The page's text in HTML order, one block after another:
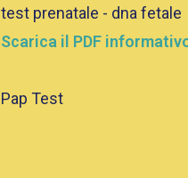
test prenatale - dna fetale
Scarica il PDF
Pap Test